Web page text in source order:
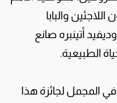
والبابا
أتينبره صانع
الطبيعية.
شخصاً في المجمل لجائزة هذا